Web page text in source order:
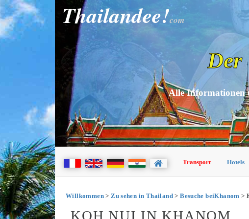
Thailandee!com
Der
Alle Informationen
Transport Hotels
Willkommen>Zu sehen in Thailand>Besuche beiKhanom >
KOH NUI IN KHANOM